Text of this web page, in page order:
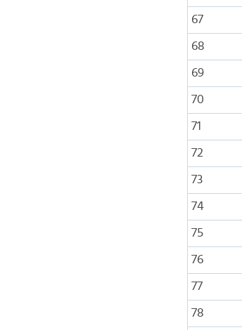
67
68
69
70
71
72
73
74
75
76
77
78